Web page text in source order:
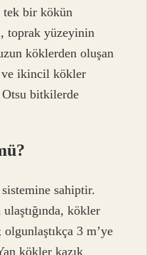
bir kökün
toprak yüzeyinin
köklerden oluşan
ikincil kökler
bitkilerde
sahiptir.
kökler
3 m’ye
kökler kazık